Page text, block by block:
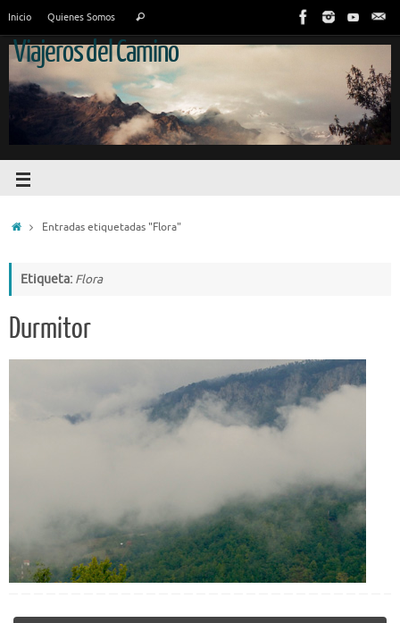
Inicio Quienes Somos
Viajeros del Camino
Entradas etiquetadas "Flora"
Etiqueta: Flora
Durmitor